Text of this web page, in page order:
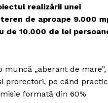
realizării unei
de aproape 9.000
de 10.000 de lei
„aberant de mare”,
prorectori, pe când
formată din 60%